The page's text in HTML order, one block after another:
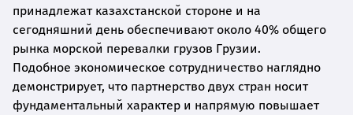
принадлежат казахстанской стороне и на
сегодняшний день обеспечивают около 40% общего
рынка морской перевалки грузов Грузии.
Подобное экономическое сотрудничество наглядно
демонстрирует, что партнерство двух стран носит
фундаментальный характер и напрямую повышает